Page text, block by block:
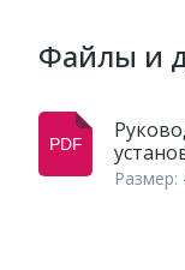
Файлы и
Размер: